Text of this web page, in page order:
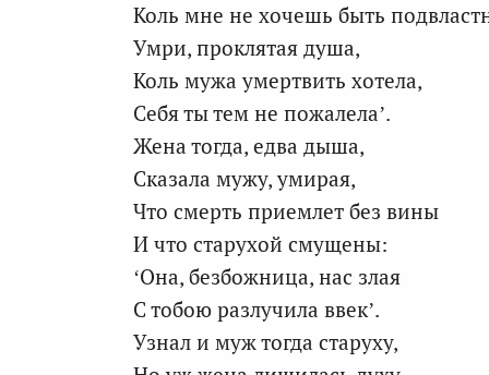
Коль мне не хочешь быть
Умри, проклятая душа,
Коль мужа умертвить хотела,
Себя ты тем не пожалела’.
Жена тогда, едва дыша,
Сказала мужу, умирая,
Что смерть приемлет без вины
И что старухой смущены:
‘Она, безбожница, нас злая
С тобою разлучила ввек’.
Узнал и муж тогда старуху,